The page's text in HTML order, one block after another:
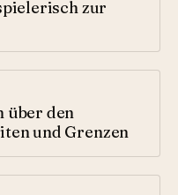
zur
über den
und Grenzen